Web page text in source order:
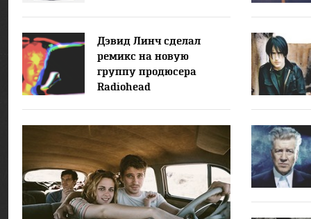
Дэвид Линч сделал
ремикс на новую
группу продюсера
Radiohead